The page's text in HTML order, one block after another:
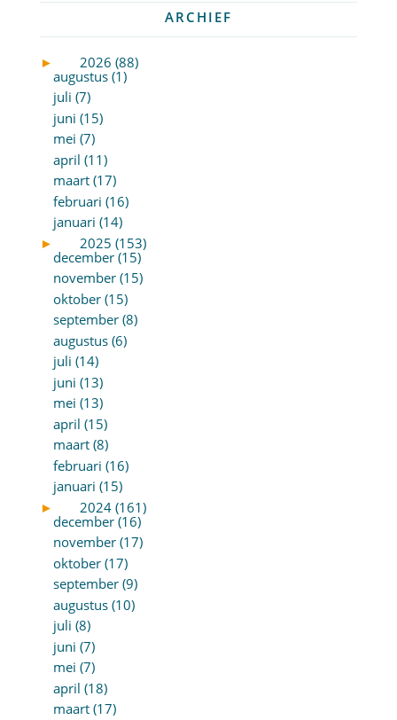
ARCHIEF
►
2026 (88)
augustus (1)
juli (7)
juni (15)
mei (7)
april (11)
maart (17)
februari (16)
januari (14)
►
2025 (153)
december (15)
november (15)
oktober (15)
september (8)
augustus (6)
juli (14)
juni (13)
mei (13)
april (15)
maart (8)
februari (16)
januari (15)
►
2024 (161)
december (16)
november (17)
oktober (17)
september (9)
augustus (10)
juli (8)
juni (7)
mei (7)
april (18)
maart (17)